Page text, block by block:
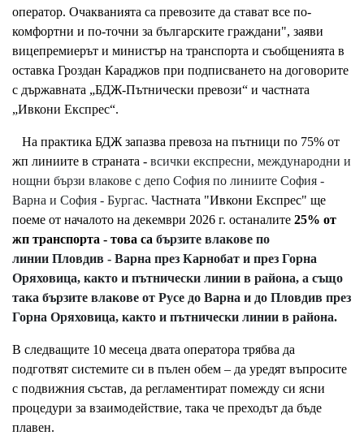
оператор. Очакванията са превозите да стават все по-
комфортни и по-точни за българските граждани", заяви
вицепремиерът и министър на транспорта и съобщенията в
оставка Гроздан Караджов при подписването на договорите
с държавната „БДЖ-Пътнически превози“ и частната
„Ивкони Експрес“.
На практика БДЖ запазва превоза на пътници по 75% от
жп линиите в страната - всички експресни, международни и
нощни бързи влакове с депо София по линиите София -
Варна и София - Бургас. Частната "Ивкони Експрес" ще
поеме от началото на декември 2026 г. останалите 25% от
жп транспорта - това са бързите влакове по
линии Пловдив - Варна през Карнобат и през Горна
Оряховица, както и пътнически линии в района, а също
така бързите влакове от Русе до Варна и до Пловдив през
Горна Оряховица, както и пътнически линии в района.
В следващите 10 месеца двата оператора трябва да
подготвят системите си в пълен обем – да уредят въпросите
с подвижния състав, да регламентират помежду си ясни
процедури за взаимодействие, така че преходът да бъде
плавен.